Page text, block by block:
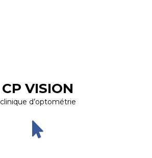
CP VISION
clinique d’optométrie